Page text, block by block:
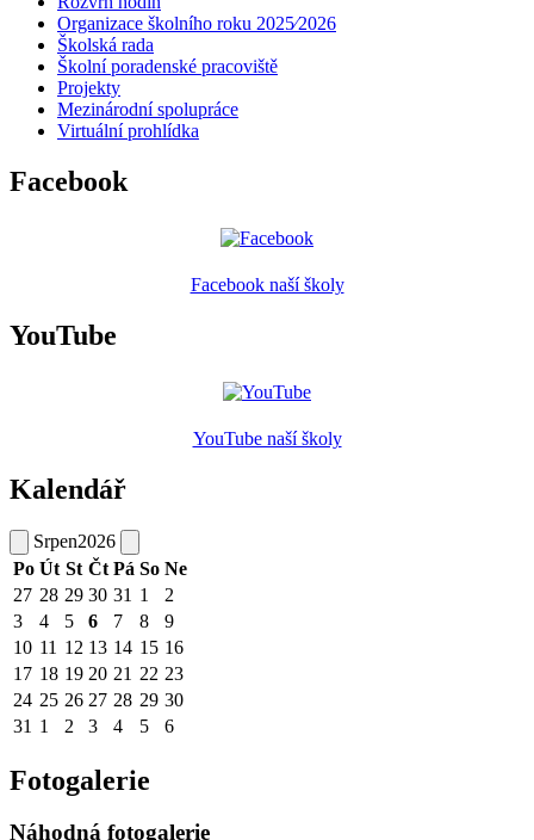
Organizace školního roku 2025⁄2026
Školská rada
Školní poradenské pracoviště
Projekty
Mezinárodní spolupráce
Virtuální prohlídka
Facebook
Facebook naší školy
YouTube
YouTube naší školy
Kalendář
Srpen2026
Po Út St Čt Pá So Ne
27 28 29 30 31 1
2
3
4 5 6 7 8
9
10 11 12 13 14 15 16
17 18 19 20 21 22 23
24 25 26 27 28 29 30
31 1 2 3 4 5 6
Fotogalerie
Náhodná fotogalerie